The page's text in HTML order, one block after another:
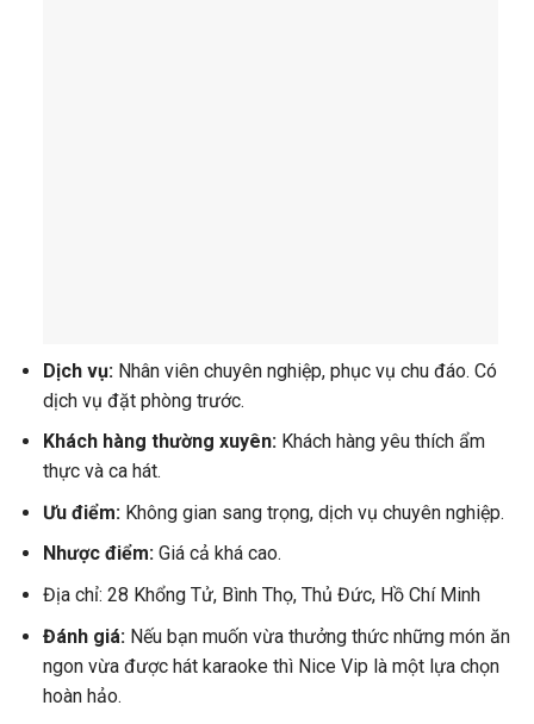
Dịch vụ:Nhân viên chuyên nghiệp, phục vụ chu đáo. Có
dịch vụ đặt phòng trước.
Khách hàng thường xuyên:Khách hàng yêu thích ẩm
thực và ca hát.
Ưu điểm:Không gian sang trọng, dịch vụ chuyên nghiệp.
Nhược điểm:Giá cả khá cao.
Địa chỉ: 28 Khổng Tử, Bình Thọ, Thủ Đức, Hồ Chí Minh
Đánh giá:Nếu bạn muốn vừa thưởng thức những món ăn
ngon vừa được hát karaoke thì Nice Vip là một lựa chọn
hoàn hảo.